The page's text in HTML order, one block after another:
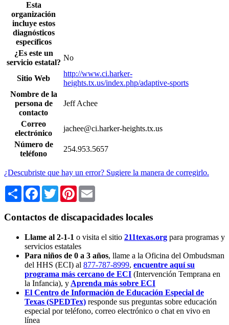
Esta
organización
incluye estos
diagnósticos
específicos
¿Es este un
servicio estatal?
No
Sitio Web
http://www.ci.harker-
heights.tx.us/index.php/adaptive-sports
Nombre de la
persona de
contacto
Jeff Achee
Correo
electrónico
jachee@ci.harker-heights.tx.us
Número de
teléfono
254.953.5657
¿Descubriste que hay un error? Sugiere la manera de corregirlo.
Share Facebook
TwitterPinterest
Contactos de discapacidades locales
Llame al 2-1-1 o visita el sitio 211texas.org para programas y
servicios estatales
Para niños de 0 a 3 años, llame a la Oficina del Ombudsman
del HHS (ECI) al 877-787-8999, encuentre aquí su
programa más cercano de ECI (Intervención Temprana en
la Infancia), y Aprenda más sobre ECI
El Centro de Información de Educación Especial de
Texas (SPEDTex) responde sus preguntas sobre educación
especial por teléfono, correo electrónico o chat en vivo en
línea